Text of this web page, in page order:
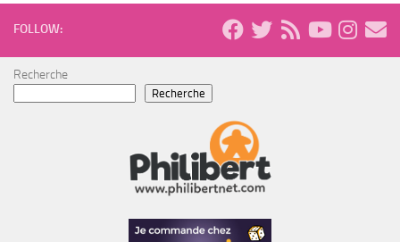
FOLLOW:
Recherche
Recherche